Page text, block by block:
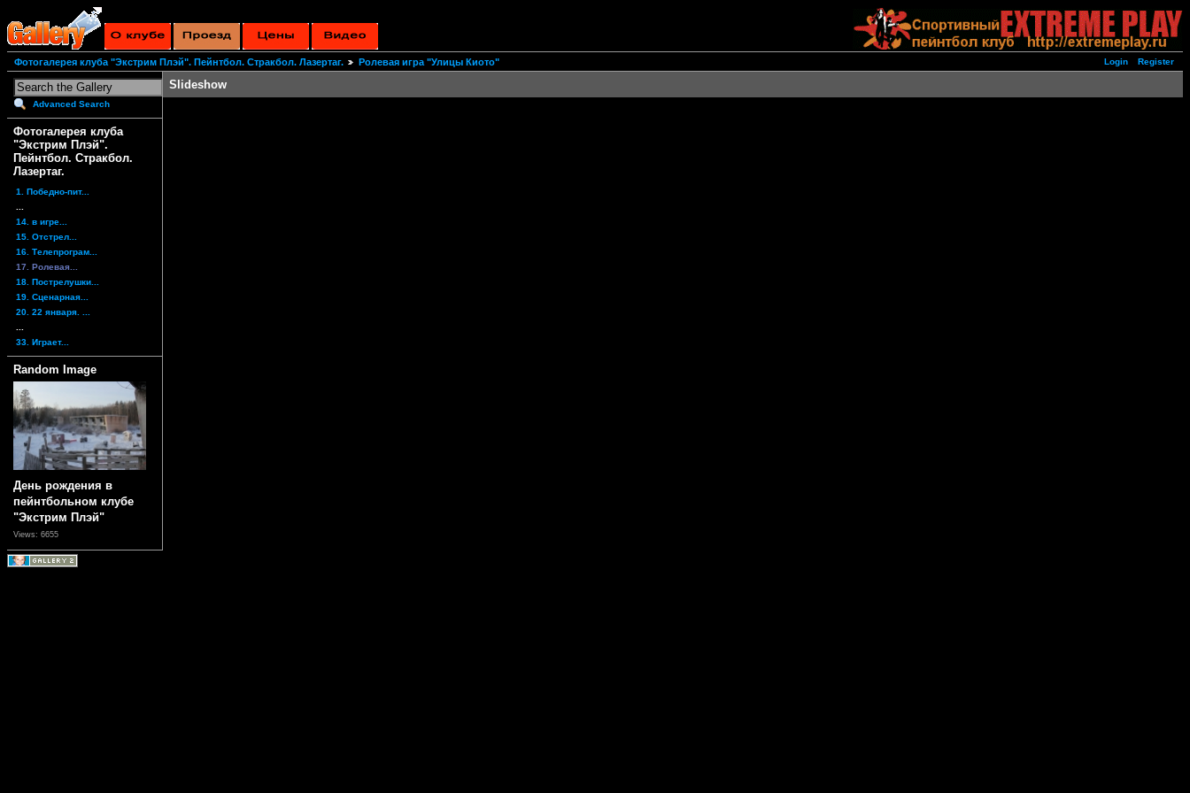
Login Register
Фотогалерея клуба "Экстрим Плэй". Пейнтбол. Стракбол. Лазертаг. Ролевая игра "Улицы Киото"
Advanced Search
Фотогалерея клуба
"Экстрим Плэй".
Пейнтбол. Стракбол.
Лазертаг.
1. Победно-пит...
14. в игре...
15. Отстрел...
16. Телепрограм...
17. Ролевая...
18. Пострелушки...
19. Сценарная...
20. 22 января. ...
33. Играет...
Random Image
День рождения в
пейнтбольном клубе
"Экстрим Плэй"
Views: 6655
Slideshow